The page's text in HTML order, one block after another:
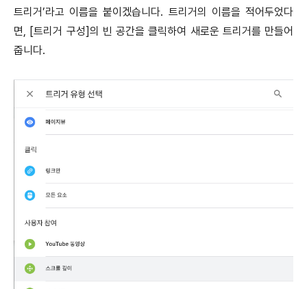
트리거’라고 이름을 붙이겠습니다. 트리거의 이름을 적어두었다
면, [트리거 구성]의 빈 공간을 클릭하여 새로운 트리거를 만들어
줍니다.